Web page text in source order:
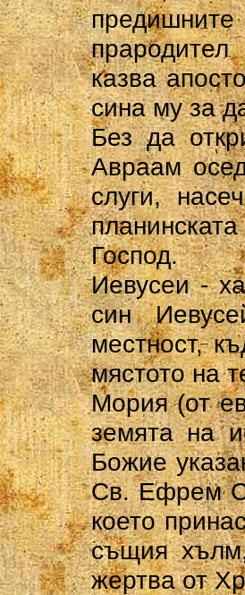
казва
сина му за
Без да
Авраам
слуги,
Господ.
Иевусеи -
син
местност,
мястото на
Мория (от
земята на
Божие
Св. Ефрем
което
същия
жертва от